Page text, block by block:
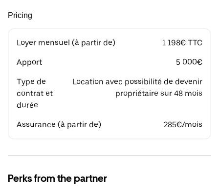
Pricing
Loyer mensuel (à partir de) 1 198€ TTC
Apport 5 000€
Type de
contrat et
durée
Location avec possibilité de devenir
propriétaire sur 48 mois
Assurance (à partir de) 285€/mois
Perks from the partner